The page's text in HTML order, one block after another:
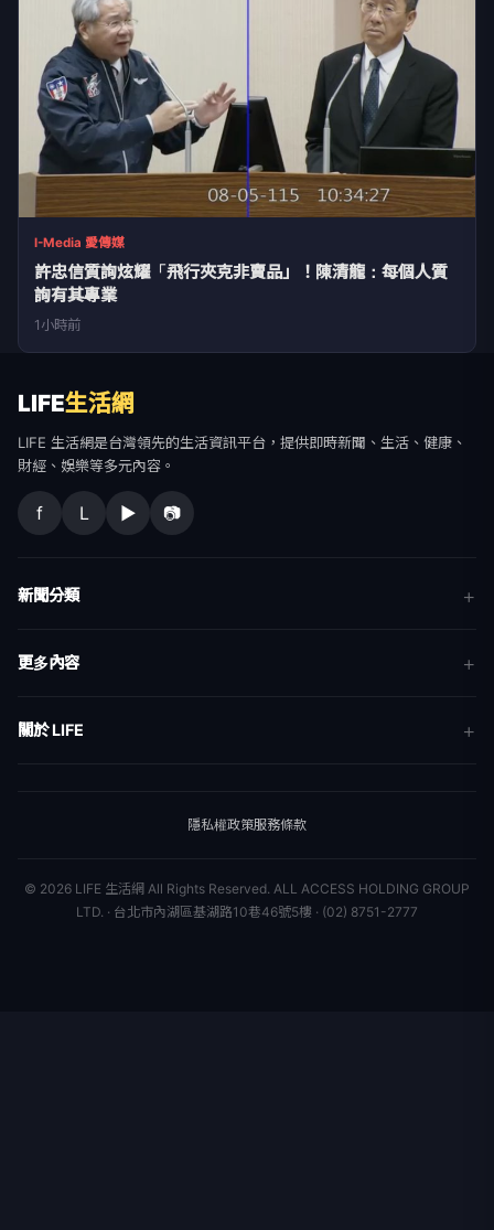
I-Media 愛傳媒
許忠信質詢炫耀「飛行夾克非賣品」！陳清龍：每個人質
詢有其專業
1小時前
LIFE生活網
LIFE 生活網是台灣領先的生活資訊平台，提供即時新聞、生活、健康、
財經、娛樂等多元內容。
f L ▶ 📷
新聞分類
健康
更多內容
關於 LIFE
隱私權政策服務條款
© 2026 LIFE 生活網 All Rights Reserved. ALL ACCESS HOLDING GROUP
LTD. · 台北市內湖區基湖路10巷46號5樓 · (02) 8751-2777